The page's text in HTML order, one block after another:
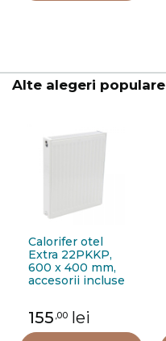
Alte alegeri populare
Calorifer otel
Extra 22PKKP,
600 x 400 mm,
accesorii incluse
155 ,00 lei